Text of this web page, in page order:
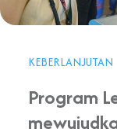
KEBERLANJUTAN
Program